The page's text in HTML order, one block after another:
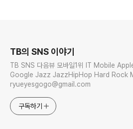
TB의 SNS 이야기
TB SNS 다음뷰 모바일1위 IT Mobile
Google Jazz JazzHipHop Hard Rock
ryueyesgogo@gmail.com
구독하기